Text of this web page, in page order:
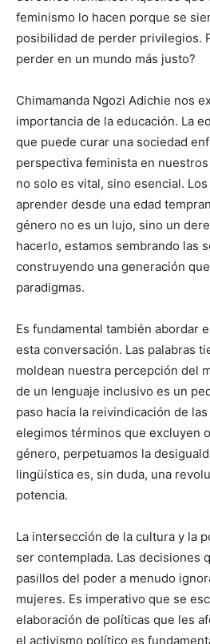
feminismo lo hacen porque se
posibilidad de perder privilegios.
perder en un mundo más justo?
Chimamanda Ngozi Adichie nos
importancia de la educación. La
que puede curar una sociedad
perspectiva feminista en
no solo es vital, sino esencial.
aprender desde una edad
género no es un lujo, sino un
hacerlo, estamos sembrando las
construyendo una generación
paradigmas.
Es fundamental también abordar
esta conversación. Las palabras
moldean nuestra percepción del
de un lenguaje inclusivo es un
paso hacia la reivindicación de
elegimos términos que excluyen
género, perpetuamos la
lingüística es, sin duda, una
potencia.
La intersección de la cultura y la
ser contemplada. Las decisiones
pasillos del poder a menudo
mujeres. Es imperativo que se
elaboración de políticas que les
el activismo político es